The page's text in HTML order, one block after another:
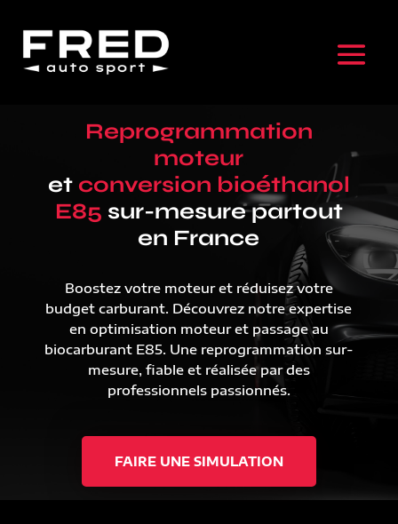
Reprogrammation
moteur
et conversion bioéthanol
E85 sur-mesure partout
en France
Boostez votre moteur et réduisez votre
budget carburant. Découvrez notre expertise
en optimisation moteur et passage au
biocarburant E85. Une reprogrammation sur-
mesure, fiable et réalisée par des
professionnels passionnés.
FAIRE UNE SIMULATION